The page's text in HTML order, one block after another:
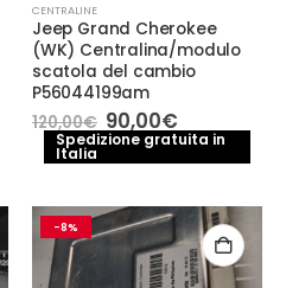
CENTRALINE
Jeep Grand Cherokee
(WK) Centralina/modulo
scatola del cambio
P56044199am
120,00€ Il
prezzo
originale
90,00€Il
prezzo
attuale
Spedizione gratuita in
Italia
-8%